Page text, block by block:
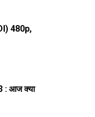
480p,
: आज क्या